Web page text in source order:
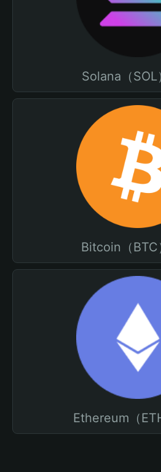
Solana（SOL
Bitcoin（BTC
Ethereum（